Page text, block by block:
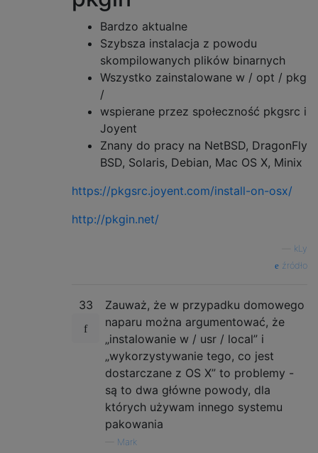
Bardzo aktualne
Szybsza instalacja z powodu
skompilowanych plików binarnych
Wszystko zainstalowane w / opt / pkg
/
wspierane przez społeczność pkgsrc i
Joyent
Znany do pracy na NetBSD, DragonFly
BSD, Solaris, Debian, Mac OS X, Minix
https://pkgsrc.joyent.com/install-on-osx/
http://pkgin.net/
kLy
źródło
33
Zauważ, że w przypadku domowego
naparu można argumentować, że
„instalowanie w / usr / local” i
„wykorzystywanie tego, co jest
dostarczane z OS X” to problemy -
są to dwa główne powody, dla
których używam innego systemu
pakowania
Mark